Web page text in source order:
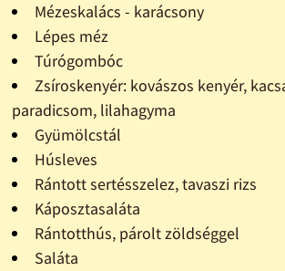
Mézeskalács - karácsony
Lépes méz
Túrógombóc
Zsíroskenyér: kovászos kenyér,
paradicsom, lilahagyma
Gyümölcstál
Húsleves
Rántott sertésszelez, tavaszi rizs
Káposztasaláta
Rántotthús, párolt zöldséggel
Saláta